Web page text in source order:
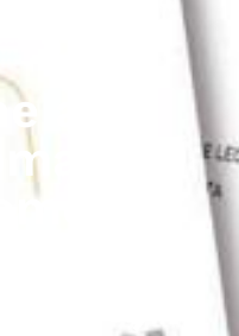
al
di
a